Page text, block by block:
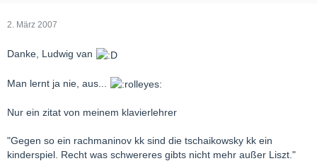
2. März 2007
Danke, Ludwig van
Man lernt ja nie, aus...
Nur ein zitat von meinem klavierlehrer
"Gegen so ein rachmaninov kk sind die tschaikowsky kk ein
kinderspiel. Recht was schwereres gibts nicht mehr außer Liszt."